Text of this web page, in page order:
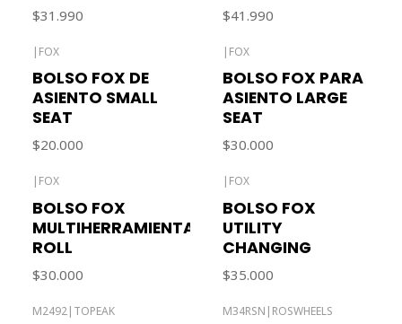
$31.990 $41.990
| FOX
BOLSO FOX DE
ASIENTO SMALL
SEAT
$20.000
| FOX
BOLSO FOX PARA
ASIENTO LARGE
SEAT
$30.000
| FOX
BOLSO FOX
MULTIHERRAMIENTAS
ROLL
$30.000
| FOX
BOLSO FOX
UTILITY
CHANGING
$35.000
M2492| TOPEAK M34RSN | ROSWHEELS